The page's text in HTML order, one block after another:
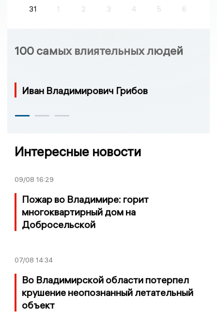
31
1 2 3 4 5 6
100 самых влиятельных людей
Иван Владимирович Грибов
Интересные новости
09/08 16:29
Пожар во Владимире: горит
многоквартирный дом на
Добросельской
07/08 14:34
Во Владимирской области потерпел
крушение неопознанный летательный
объект